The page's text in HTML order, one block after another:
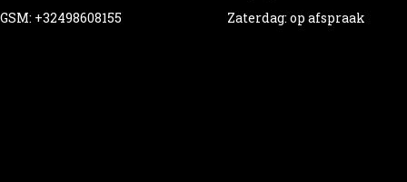
GSM: +32498608155
Zaterdag: op afspraak